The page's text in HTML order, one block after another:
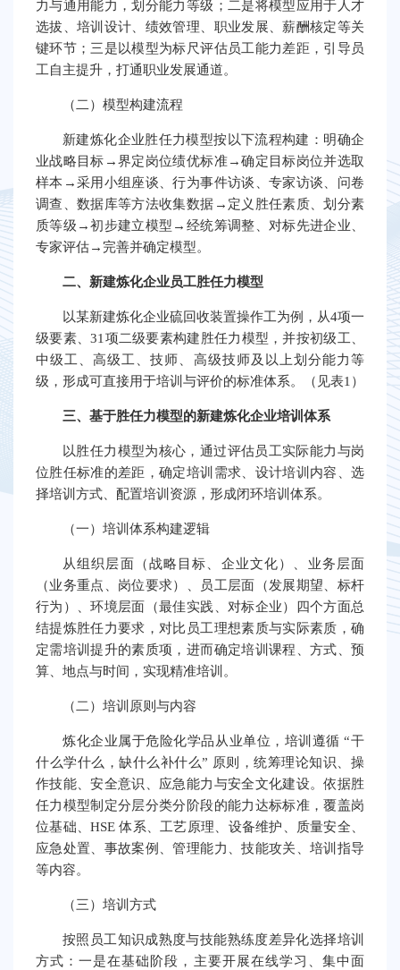
力与通用能力，划分能力等级；二是将模型应用于人才
选拔、培训设计、绩效管理、职业发展、薪酬核定等关
键环节；三是以模型为标尺评估员工能力差距，引导员
工自主提升，打通职业发展通道。
（二）模型构建流程
新建炼化企业胜任力模型按以下流程构建：明确企
业战略目标→界定岗位绩优标准→确定目标岗位并选取
样本→采用小组座谈、行为事件访谈、专家访谈、问卷
调查、数据库等方法收集数据→定义胜任素质、划分素
质等级→初步建立模型→经统筹调整、对标先进企业、
专家评估→完善并确定模型。
二、新建炼化企业员工胜任力模型
以某新建炼化企业硫回收装置操作工为例，从4项一
级要素、31项二级要素构建胜任力模型，并按初级工、
中级工、高级工、技师、高级技师及以上划分能力等
级，形成可直接用于培训与评价的标准体系。（见表1）
三、基于胜任力模型的新建炼化企业培训体系
以胜任力模型为核心，通过评估员工实际能力与岗
位胜任标准的差距，确定培训需求、设计培训内容、选
择培训方式、配置培训资源，形成闭环培训体系。
（一）培训体系构建逻辑
从组织层面（战略目标、企业文化）、业务层面
（业务重点、岗位要求）、员工层面（发展期望、标杆
行为）、环境层面（最佳实践、对标企业）四个方面总
结提炼胜任力要求，对比员工理想素质与实际素质，确
定需培训提升的素质项，进而确定培训课程、方式、预
算、地点与时间，实现精准培训。
（二）培训原则与内容
炼化企业属于危险化学品从业单位，培训遵循 “干
什么学什么，缺什么补什么” 原则，统筹理论知识、操
作技能、安全意识、应急能力与安全文化建设。依据胜
任力模型制定分层分类分阶段的能力达标标准，覆盖岗
位基础、HSE 体系、工艺原理、设备维护、质量安全、
应急处置、事故案例、管理能力、技能攻关、培训指导
等内容。
（三）培训方式
按照员工知识成熟度与技能熟练度差异化选择培训
方式：一是在基础阶段，主要开展在线学习、集中面